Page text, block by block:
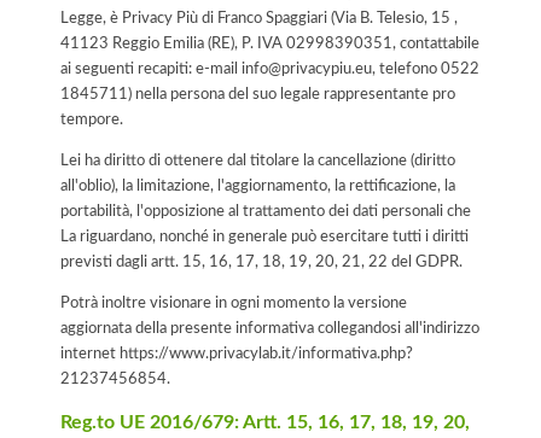
Legge, è Privacy Più di Franco Spaggiari (Via B. Telesio, 15 ,
41123 Reggio Emilia (RE), P. IVA 02998390351, contattabile
ai seguenti recapiti: e-mail info@privacypiu.eu, telefono 0522
1845711) nella persona del suo legale rappresentante pro
tempore.
Lei ha diritto di ottenere dal titolare la cancellazione (diritto
all'oblio), la limitazione, l'aggiornamento, la rettificazione, la
portabilità, l'opposizione al trattamento dei dati personali che
La riguardano, nonché in generale può esercitare tutti i diritti
previsti dagli artt. 15, 16, 17, 18, 19, 20, 21, 22 del GDPR.
Potrà inoltre visionare in ogni momento la versione
aggiornata della presente informativa collegandosi all'indirizzo
internet https://www.privacylab.it/informativa.php?
21237456854.
Reg.to UE 2016/679: Artt. 15, 16, 17, 18, 19, 20,